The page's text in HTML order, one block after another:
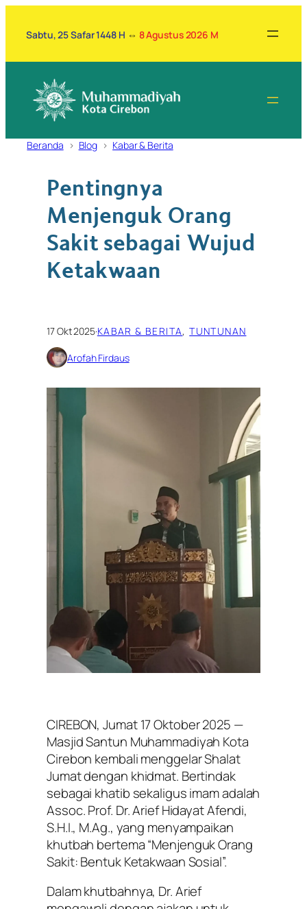
Sabtu, 25 Safar 1448 H ⇔ 8 Agustus 2026 M
Beranda Blog Kabar & Berita
Pentingnya
Menjenguk Orang
Sakit sebagai Wujud
Ketakwaan
17 Okt 2025·KABAR & BERITA, TUNTUNAN
Arofah Firdaus
CIREBON, Jumat 17 Oktober 2025 —
Masjid Santun Muhammadiyah Kota
Cirebon kembali menggelar Shalat
Jumat dengan khidmat. Bertindak
sebagai khatib sekaligus imam adalah
Assoc. Prof. Dr. Arief Hidayat Afendi,
S.H.I., M.Ag., yang menyampaikan
khutbah bertema “Menjenguk Orang
Sakit: Bentuk Ketakwaan Sosial”.
Dalam khutbahnya, Dr. Arief